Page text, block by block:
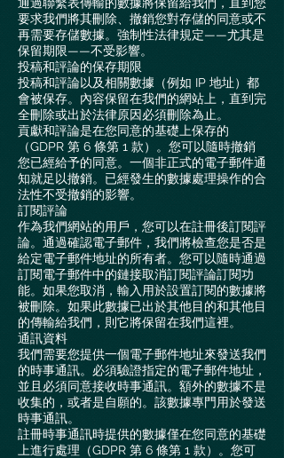
要求我們將其刪除、撤銷您對存儲的同意或不
再需要存儲數據。強制性法律規定——尤其是
保留期限——不受影響。
投稿和評論的保存期限
投稿和評論以及相關數據（例如 IP 地址）都
會被保存。內容保留在我們的網站上，直到完
全刪除或出於法律原因必須刪除為止。
貢獻和評論是在您同意的基礎上保存的
（GDPR 第 6 條第 1 款）。您可以隨時撤銷
您已經給予的同意。一個非正式的電子郵件通
知就足以撤銷。已經發生的數據處理操作的合
法性不受撤銷的影響。
訂閱評論
作為我們網站的用戶，您可以在註冊後訂閱評
論。通過確認電子郵件，我們將檢查您是否是
給定電子郵件地址的所有者。您可以隨時通過
訂閱電子郵件中的鏈接取消訂閱評論訂閱功
能。如果您取消，輸入用於設置訂閱的數據將
被刪除。如果此數據已出於其他目的和其他目
的傳輸給我們，則它將保留在我們這裡。
通訊資料
我們需要您提供一個電子郵件地址來發送我們
的時事通訊。必須驗證指定的電子郵件地址，
並且必須同意接收時事通訊。額外的數據不是
收集的，或者是自願的。該數據專門用於發送
時事通訊。
註冊時事通訊時提供的數據僅在您同意的基礎
上進行處理（GDPR 第 6 條第 1 款）。您可